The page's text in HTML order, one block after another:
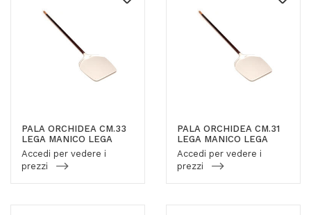
PALA ORCHIDEA CM.33
LEGA MANICO LEGA
Accedi per vedere i
prezzi
PALA ORCHIDEA CM.31
LEGA MANICO LEGA
Accedi per vedere i
prezzi